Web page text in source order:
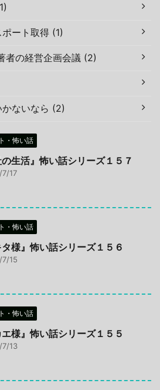
ート取得 (1)
者の経営企画会議 (2)
かないなら (2)
・怖い話
の生活』怖い話シリーズ１５７
7/17
・怖い話
タ様』怖い話シリーズ１５６
7/15
・怖い話
エ様』怖い話シリーズ１５５
7/13